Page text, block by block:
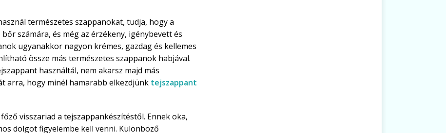
természetes szappanokat, tudja, hogy a
számára, és még az érzékeny, igénybevett és
ugyanakkor nagyon krémes, gazdag és kellemes
össze más természetes szappanok habjával.
használtál, nem akarsz majd más
arra, hogy minél hamarabb elkezdjünk tejszappant
visszariad a tejszappankészítéstől. Ennek oka,
dolgot figyelembe kell venni. Különböző